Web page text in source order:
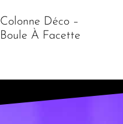
Colonne Déco –
Boule À Facette